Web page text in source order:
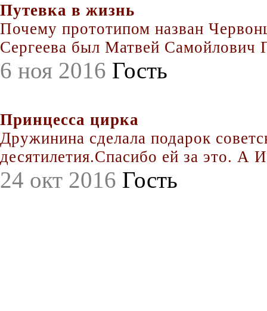
Путевка в жизнь
Почему прототипом назван
Сергеева был Матвей Самойлович
6 ноя 2016 Гость
Принцесса цирка
Дружинина сделала подарок
десятилетия.Спасибо ей за это. А
24 окт 2016 Гость